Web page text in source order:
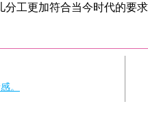
工更加符合当今时代的要求
。